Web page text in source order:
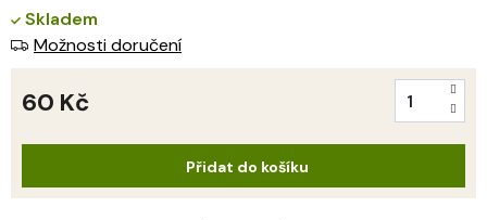
Skladem
Možnosti doručení
60 Kč
Přidat do košíku